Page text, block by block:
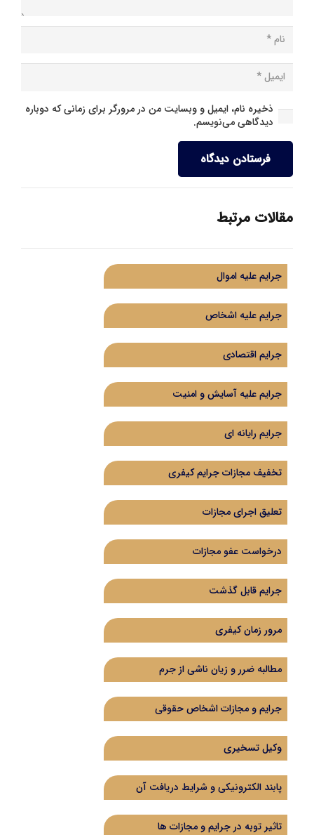
ذخیره نام، ایمیل و وبسایت من در مرورگر برای زمانی که دوباره
دیدگاهی می‌نویسم.
فرستادن دیدگاه
مقالات مرتبط
جرایم علیه اموال
جرایم علیه اشخاص
جرایم اقتصادی
جرایم علیه آسایش و امنیت
جرایم رایانه ای
تخفیف مجازات جرایم کیفری
تعلیق اجرای مجازات
درخواست عفو مجازات
جرایم قابل گذشت
مرور زمان کیفری
مطالبه ضرر و زیان ناشی از جرم
جرایم و مجازات اشخاص حقوقی
وکیل تسخیری
پابند الکترونیکی و شرایط دریافت آن
تاثیر توبه در جرایم و مجازات ها